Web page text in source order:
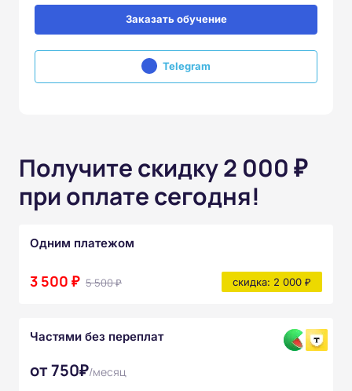
Заказать обучение
Telegram
Получите скидку 2 000 ₽
при оплате сегодня!
Одним платежом
3 500 ₽ 5 500 ₽ скидка: 2 000 ₽
Частями без переплат
от 750₽/месяц